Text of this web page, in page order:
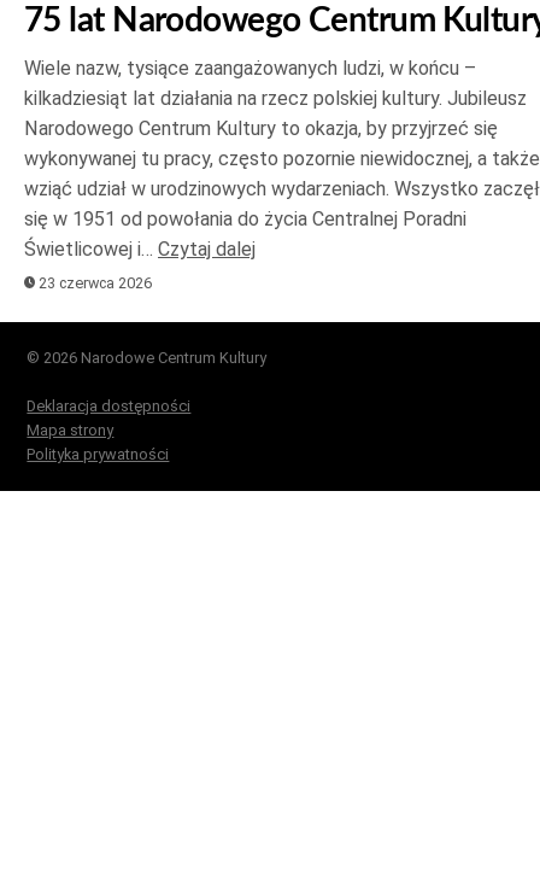
75 lat Narodowego Centrum
Wiele nazw, tysiące zaangażowanych ludzi, w końcu –
kilkadziesiąt lat działania na rzecz polskiej kultury. Jubileusz
Narodowego Centrum Kultury to okazja, by przyjrzeć się
wykonywanej tu pracy, często pozornie niewidocznej, a także
wziąć udział w urodzinowych wydarzeniach. Wszystko
się w 1951 od powołania do życia Centralnej Poradni
Świetlicowej i… Czytaj dalej
23 czerwca 2026
© 2026 Narodowe Centrum Kultury
Deklaracja dostępności
Mapa strony
Polityka prywatności